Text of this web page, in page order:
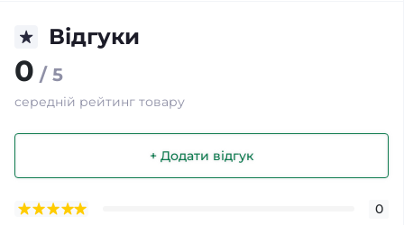
Відгуки
0 / 5
середній рейтинг товару
+ Додати відгук
0